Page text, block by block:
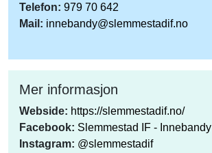
Telefon: 979 70 642
Mail: innebandy@slemmestadif.no
Mer informasjon
Webside: https://slemmestadif.no/
Facebook: Slemmestad IF - Innebandy
Instagram: @slemmestadif